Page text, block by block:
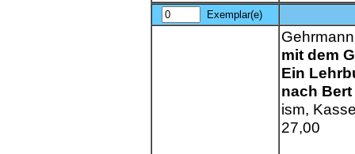
Exemplar(e)
mit dem
Ein
nach
ism,
27,00